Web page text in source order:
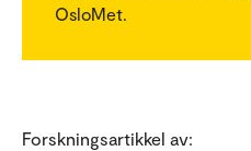
OsloMet.
Forskningsartikkel av: